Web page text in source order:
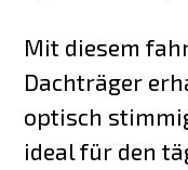
Mit diesem
Dachträger
optisch
ideal für den